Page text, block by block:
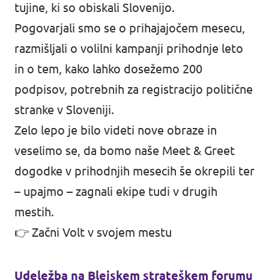
tujine, ki so obiskali Slovenijo.
Pogovarjali smo se o prihajajočem mesecu,
razmišljali o volilni kampanji prihodnje leto
in o tem, kako lahko dosežemo 200
podpisov, potrebnih za registracijo politične
stranke v Sloveniji.
Zelo lepo je bilo videti nove obraze in
veselimo se, da bomo naše Meet & Greet
dogodke v prihodnjih mesecih še okrepili ter
– upajmo – zagnali ekipe tudi v drugih
mestih.
👉 Začni Volt v svojem mestu
Udeležba na Blejskem strateškem forumu